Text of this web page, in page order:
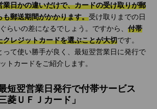
業日かの違いだけで、カードの受け取りが郵
も郵送期間がかかります。受け取りまでの日
らいの差になるでしょう。ですから、 付帯
クレジットカードを選ぶことが大切です。
って使い勝手が良く、最短翌営業日に発行で
トカードをご紹介します。
短翌営業日発行で付帯サービス
菱ＵＦＪカード」